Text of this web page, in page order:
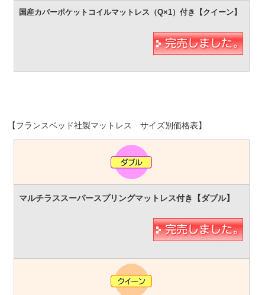
【フランスベッド社製マットレス サイズ別価格表】